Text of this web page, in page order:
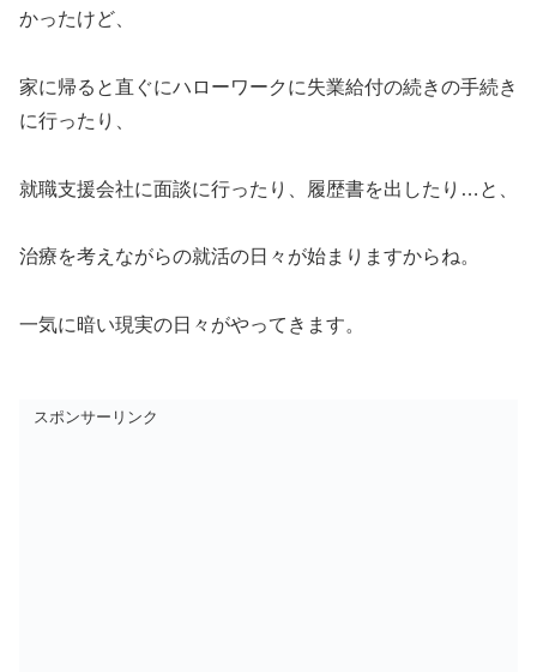
かったけど、
家に帰ると直ぐにハローワークに失業給付の続きの手続き
に行ったり、
就職支援会社に面談に行ったり、履歴書を出したり…と、
治療を考えながらの就活の日々が始まりますからね。
一気に暗い現実の日々がやってきます。
スポンサーリンク